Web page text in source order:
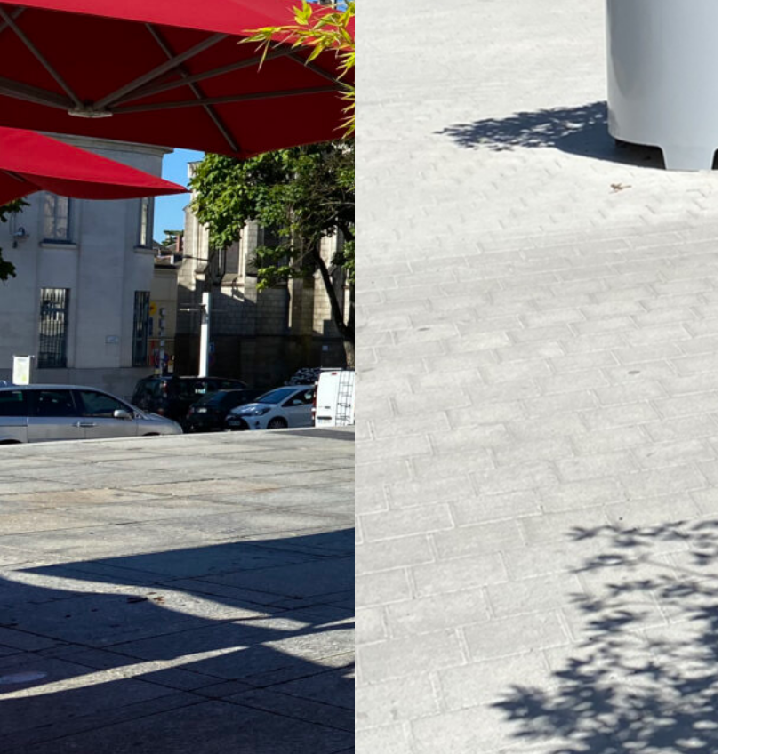
ist. Daher wird die Verwendung von Stahl
auch seinen Einsatz in stark
Elementen ausgesetzt sind. Darüber
Richtungen gegeben, da Stöße keine
ein Argument für ihn. Da ihre Nutzung
werden, ist die Wartung ein
wiederverwertet werden kann, ohne
verändert werden.
Korrosion geschützt werden muss. Dies
In diesem Zusammenhang kann
Es ist nämlich sehr schwer und daher
nicht formbar, im Gegensatz zuZink
Aluminium.
Biegen, Walzen oder Schweißen können
eignet sich daher ideal für Bänke, Tische
es eignet sich für Möbel, die eine ultimative
sind die beste Wahl! Darüber hinaus passt
Plastik
, für originelle